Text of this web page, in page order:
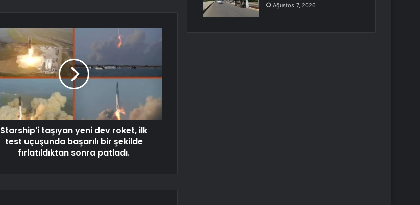
Starship'i taşıyan yeni dev roket, ilk
test uçuşunda başarılı bir şekilde
fırlatıldıktan sonra patladı.
Ağustos 7, 2026